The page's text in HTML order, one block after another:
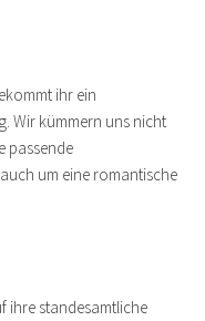
ihr ein
Wir kümmern uns nicht
passende
um eine romantische
ihre standesamtliche